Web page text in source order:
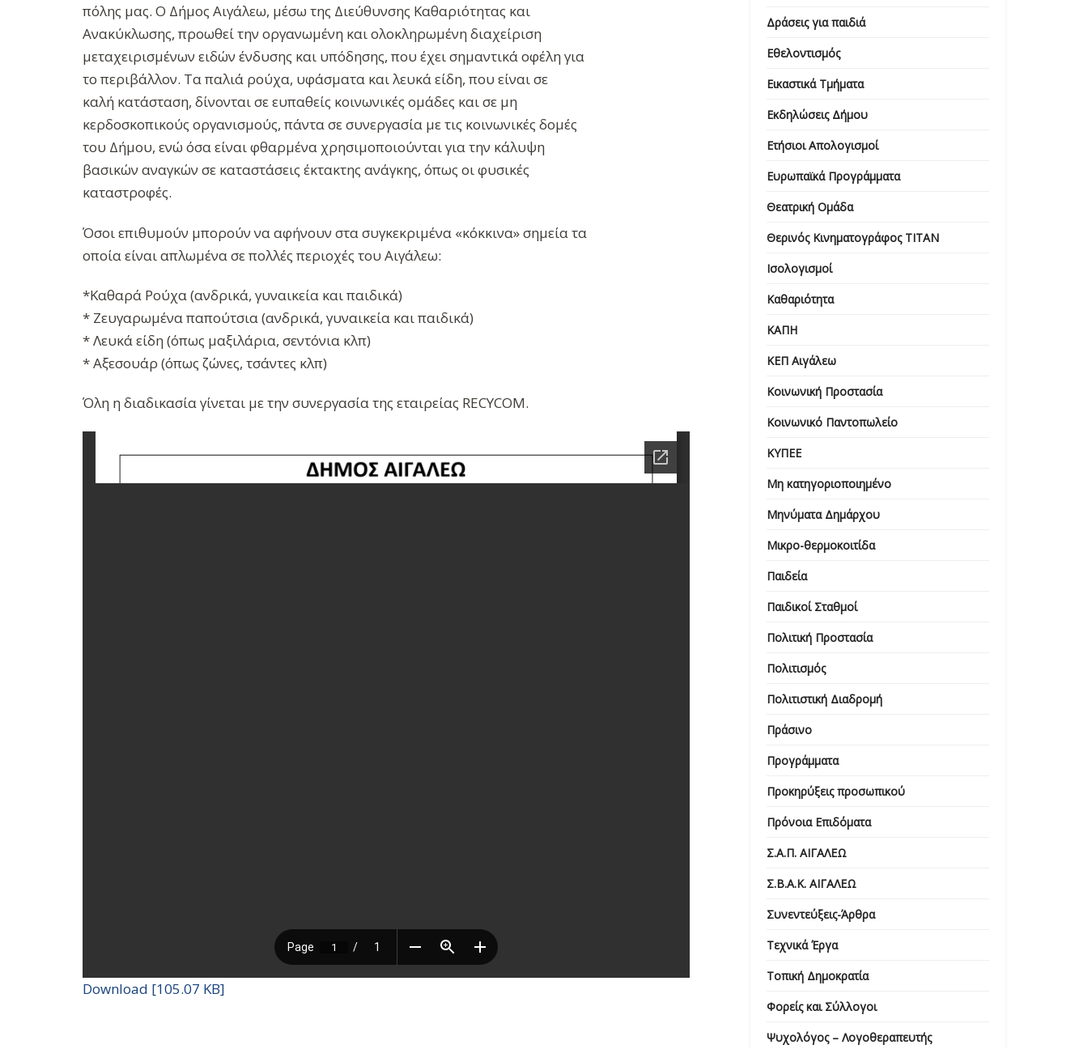
πόλης μας. Ο Δήμος Αιγάλεω, μέσω της Διεύθυνσης Καθαριότητας και
Ανακύκλωσης, προωθεί την οργανωμένη και ολοκληρωμένη διαχείριση
μεταχειρισμένων ειδών ένδυσης και υπόδησης, που έχει σημαντικά οφέλη για
το περιβάλλον. Τα παλιά ρούχα, υφάσματα και λευκά είδη, που είναι σε
καλή κατάσταση, δίνονται σε ευπαθείς κοινωνικές ομάδες και σε μη
κερδοσκοπικούς οργανισμούς, πάντα σε συνεργασία με τις κοινωνικές δομές
του Δήμου, ενώ όσα είναι φθαρμένα χρησιμοποιούνται για την κάλυψη
βασικών αναγκών σε καταστάσεις έκτακτης ανάγκης, όπως οι φυσικές
καταστροφές.
Όσοι επιθυμούν μπορούν να αφήνουν στα συγκεκριμένα «κόκκινα» σημεία τα
οποία είναι απλωμένα σε πολλές περιοχές του Αιγάλεω:
*Καθαρά Ρούχα (ανδρικά, γυναικεία και παιδικά)
* Ζευγαρωμένα παπούτσια (ανδρικά, γυναικεία και παιδικά)
* Λευκά είδη (όπως μαξιλάρια, σεντόνια κλπ)
* Αξεσουάρ (όπως ζώνες, τσάντες κλπ)
Όλη η διαδικασία γίνεται με την συνεργασία της εταιρείας RECYCOM.
Download [105.07 KB]
Δράσεις για παιδιά
Εθελοντισμός
Εικαστικά Τμήματα
Εκδηλώσεις Δήμου
Ετήσιοι Απολογισμοί
Ευρωπαϊκά Προγράμματα
Θεατρική Ομάδα
Θερινός Κινηματογράφος ΤΙΤΑΝ
Ισολογισμοί
Καθαριότητα
ΚΑΠΗ
ΚΕΠ Αιγάλεω
Κοινωνική Προστασία
Κοινωνικό Παντοπωλείο
ΚΥΠΕΕ
Μη κατηγοριοποιημένο
Μηνύματα Δημάρχου
Μικρο-θερμοκοιτίδα
Παιδεία
Παιδικοί Σταθμοί
Πολιτική Προστασία
Πολιτισμός
Πολιτιστική Διαδρομή
Πράσινο
Προγράμματα
Προκηρύξεις προσωπικού
Πρόνοια Επιδόματα
Σ.Α.Π. ΑΙΓΑΛΕΩ
Σ.Β.Α.Κ. ΑΙΓΑΛΕΩ
Συνεντεύξεις-Άρθρα
Τεχνικά Έργα
Τοπική Δημοκρατία
Φορείς και Σύλλογοι
Ψυχολόγος – Λογοθεραπευτής